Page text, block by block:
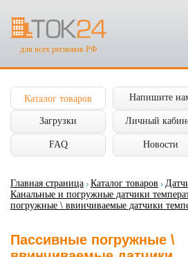
для всех регионов РФ
Каталог товаров Напишите
Загрузки Личный
FAQ Новости
Главная страница Каталог товаров
Канальные и погружные датчики
погружные \ ввинчиваемые датчики
Пассивные погружные \